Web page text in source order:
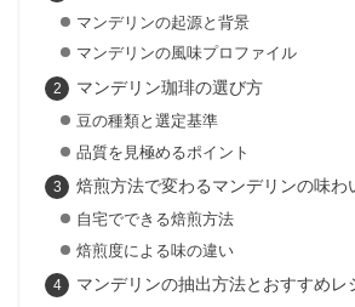
マンデリンの起源と背景
マンデリンの風味プロファイル
マンデリン珈琲の選び方
豆の種類と選定基準
品質を見極めるポイント
焙煎方法で変わるマンデリンの味わ
自宅でできる焙煎方法
焙煎度による味の違い
マンデリンの抽出方法とおすすめレ